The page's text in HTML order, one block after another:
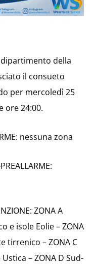
della
il consueto
per mercoledì 25
ore 24:00.
nessuna zona
ZONA A
e isole Eolie – ZONA
tirrenico – ZONA C
– ZONA D Sud-